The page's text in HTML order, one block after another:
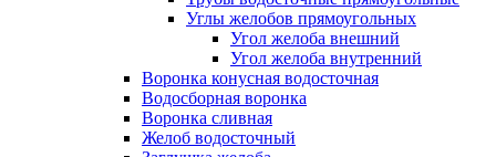
Углы желобов прямоугольных
Угол желоба внешний
Угол желоба внутренний
Воронка конусная водосточная
Водосборная воронка
Воронка сливная
Желоб водосточный